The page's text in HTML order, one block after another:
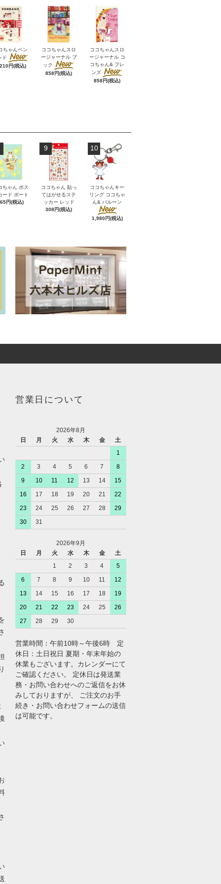
ちゃんペン
ド
円(税込)
ココちゃんスロ
ージャーナル ブ
ック
858円(税込)
ココちゃんスロ
ージャーナル コ
コちゃん& フレ
ンズ
858円(税込)
ちゃん ポス
ード ボート
円(税込)
9
ココちゃん 貼っ
てはがせるステ
ッカー レッド
308円(税込)
10
ココちゃんキー
リング ココちゃ
ん& バルーン
1,980円(税込)
営業日について
2026年8月
日
月 火 水 木 金
土
1
2
3 4 5 6 7
8
9
10 11 12 13 14
15
16
17 18 19 20 21
22
23
24 25 26 27 28
29
30
31
2026年9月
日
月 火 水 木 金
土
1
2 3 4
5
6
7 8 9 10 11
12
13
14 15 16 17 18
19
20
21 22 23 24 25
26
27
28 29 30
営業時間：午前10時～午後6時 定
休日：土日祝日 夏期・年末年始の
休業もございます。カレンダーにて
ご確認ください。 定休日は発送業
務・お問い合わせへのご返信をお休
みしておりますが、 ご注文のお手
続き・お問い合わせフォームの送信
は可能です。